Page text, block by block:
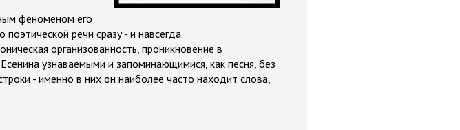
феноменом его
речи сразу - и навсегда.
организованность, проникновение в
узнаваемыми и запоминающимися, как песня, без
- именно в них он наиболее часто находит слова,